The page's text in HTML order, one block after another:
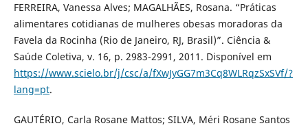
FERREIRA, Vanessa Alves; MAGALHÃES, Rosana. “Práticas
alimentares cotidianas de mulheres obesas moradoras da
Favela da Rocinha (Rio de Janeiro, RJ, Brasil)”. Ciência &
Saúde Coletiva, v. 16, p. 2983-2991, 2011. Disponível em
https://www.scielo.br/j/csc/a/fXwJyGG7m3Cq8WLRqzSxSVf/?
lang=pt.
GAUTÉRIO, Carla Rosane Mattos; SILVA, Méri Rosane Santos